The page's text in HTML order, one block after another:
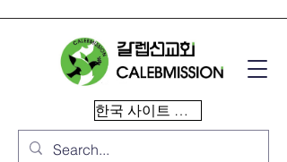
한국 사이트 이동